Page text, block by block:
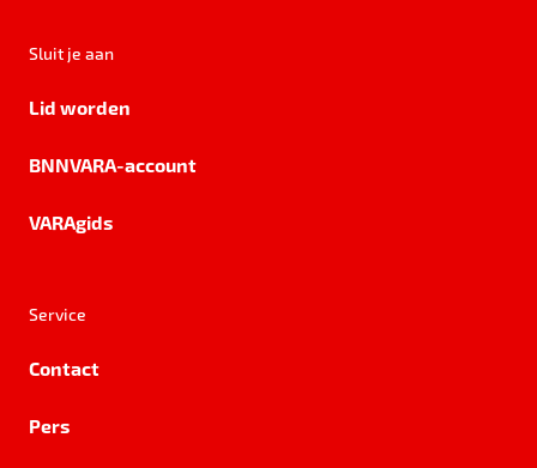
Sluit je aan
Lid worden
BNNVARA-account
VARAgids
Service
Contact
Pers